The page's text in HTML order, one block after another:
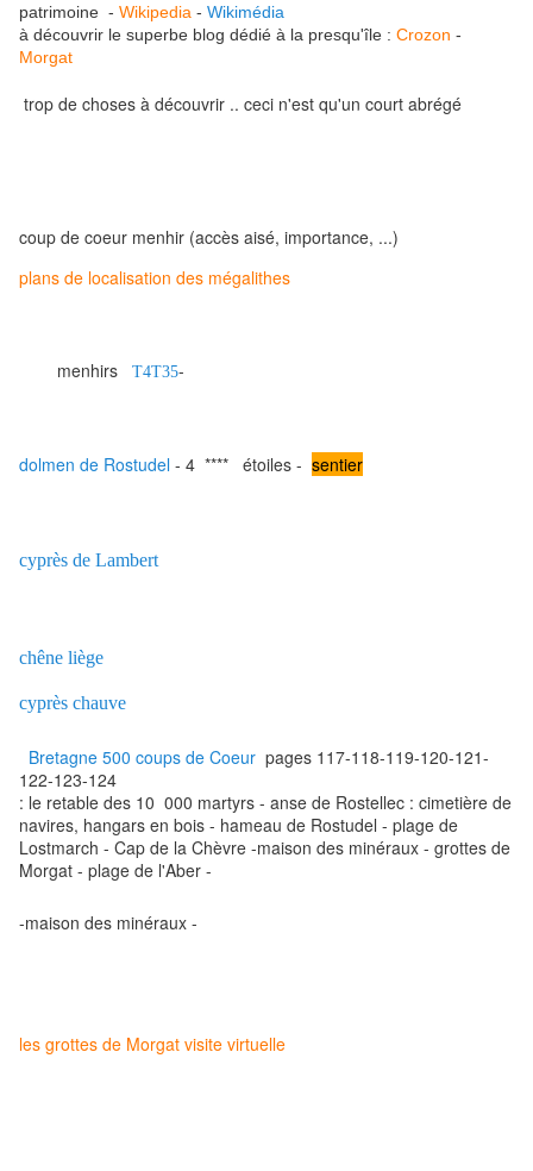
patrimoine - Wikipedia - Wikimédia
à découvrir le superbe blog dédié à la presqu'île : Crozon -
Morgat
trop de choses à découvrir .. ceci n'est qu'un court abrégé
coup de coeur menhir (accès aisé, importance, ...)
plans de localisation des mégalithes
menhirs T4T35-
dolmen de Rostudel - 4 **** étoiles - sentier
cyprès de Lambert
chêne liège
cyprès chauve
Bretagne 500 coups de Coeur pages 117-118-119-120-121-
122-123-124
: le retable des 10 000 martyrs - anse de Rostellec : cimetière de
navires, hangars en bois - hameau de Rostudel - plage de
Lostmarch - Cap de la Chèvre -maison des minéraux - grottes de
Morgat - plage de l'Aber -
-maison des minéraux -
les grottes de Morgat visite virtuelle